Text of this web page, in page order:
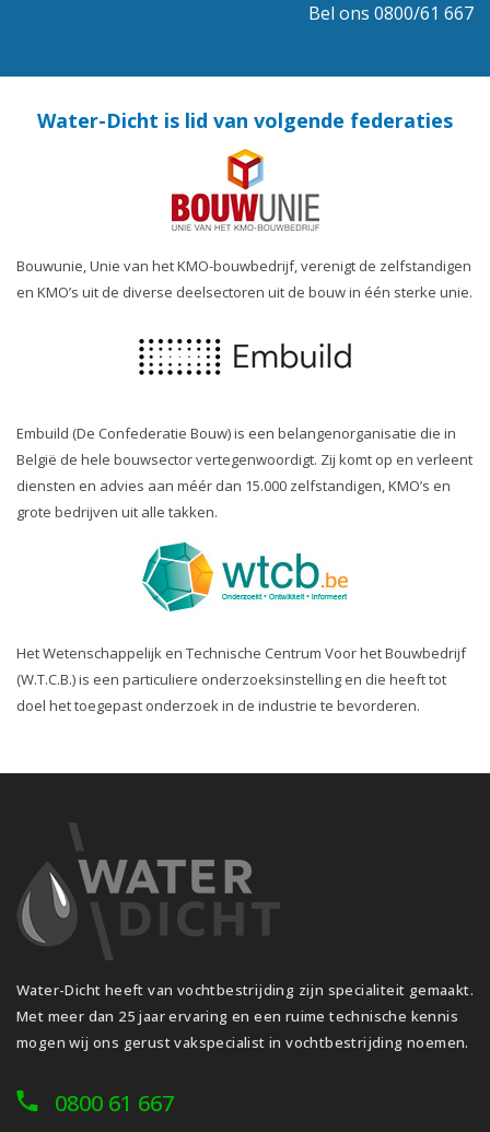
Bel ons 0800/61 667
Water-Dicht is lid van volgende federaties
Bouwunie, Unie van het KMO-bouwbedrijf, verenigt de zelfstandigen
en KMO’s uit de diverse deelsectoren uit de bouw in één sterke unie.
Embuild (De Confederatie Bouw) is een belangenorganisatie die in
België de hele bouwsector vertegenwoordigt. Zij komt op en verleent
diensten en advies aan méér dan 15.000 zelfstandigen, KMO’s en
grote bedrijven uit alle takken.
Het Wetenschappelijk en Technische Centrum Voor het Bouwbedrijf
(W.T.C.B.) is een particuliere onderzoeksinstelling en die heeft tot
doel het toegepast onderzoek in de industrie te bevorderen.
Water-Dicht heeft van vochtbestrijding zijn specialiteit gemaakt.
Met meer dan 25 jaar ervaring en een ruime technische kennis
mogen wij ons gerust vakspecialist in vochtbestrijding noemen.
0800 61 667